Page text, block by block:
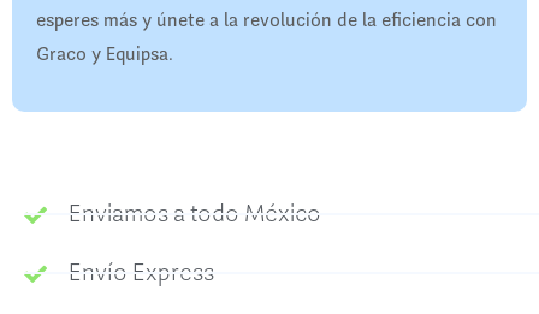
esperes más y únete a la revolución de la eficiencia con
Graco y Equipsa.
Enviamos a todo México
Envío Express